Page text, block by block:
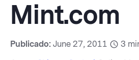
Mint.com
Publicado: June 27, 2011 3